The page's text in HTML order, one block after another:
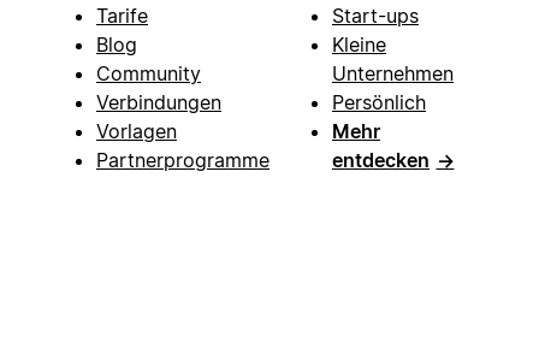
Tarife
Blog
Community
Verbindungen
Vorlagen
Partnerprogramme
Start-ups
Kleine
Unternehmen
Persönlich
Mehr
entdecken →